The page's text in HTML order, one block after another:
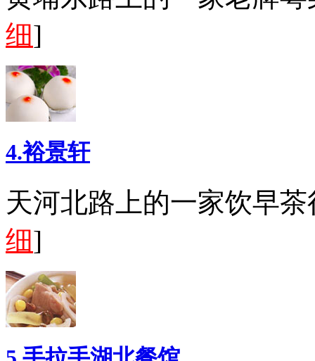
细]
4.裕景轩
天河北路上的一家饮早
细]